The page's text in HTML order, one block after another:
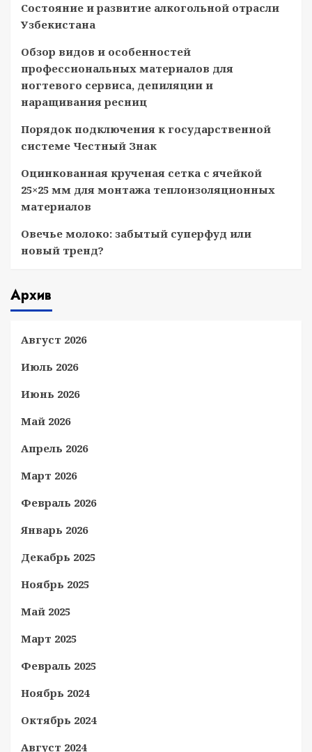
Состояние и развитие алкогольной отрасли
Узбекистана
Обзор видов и особенностей
профессиональных материалов для
ногтевого сервиса, депиляции и
наращивания ресниц
Порядок подключения к государственной
системе Честный Знак
Оцинкованная крученая сетка с ячейкой
25×25 мм для монтажа теплоизоляционных
материалов
Овечье молоко: забытый суперфуд или
новый тренд?
Архив
Август 2026
Июль 2026
Июнь 2026
Май 2026
Апрель 2026
Март 2026
Февраль 2026
Январь 2026
Декабрь 2025
Ноябрь 2025
Май 2025
Март 2025
Февраль 2025
Ноябрь 2024
Октябрь 2024
Август 2024